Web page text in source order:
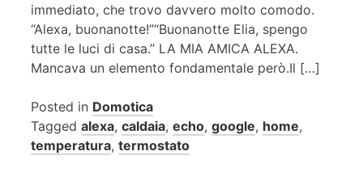
immediato, che trovo davvero molto comodo.
“Alexa, buonanotte!”“Buonanotte Elia, spengo
tutte le luci di casa.” LA MIA AMICA ALEXA.
Mancava un elemento fondamentale però.Il […]
Posted in Domotica
Tagged alexa, caldaia, echo, google, home,
temperatura, termostato